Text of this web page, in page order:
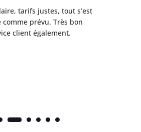
tarifs justes, tout s’est
comme prévu. Très bon
client également.